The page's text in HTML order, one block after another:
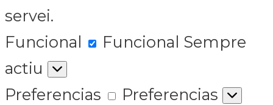
servei.
Funcional
Funcional Sempre
actiu
Preferencias
Preferencias